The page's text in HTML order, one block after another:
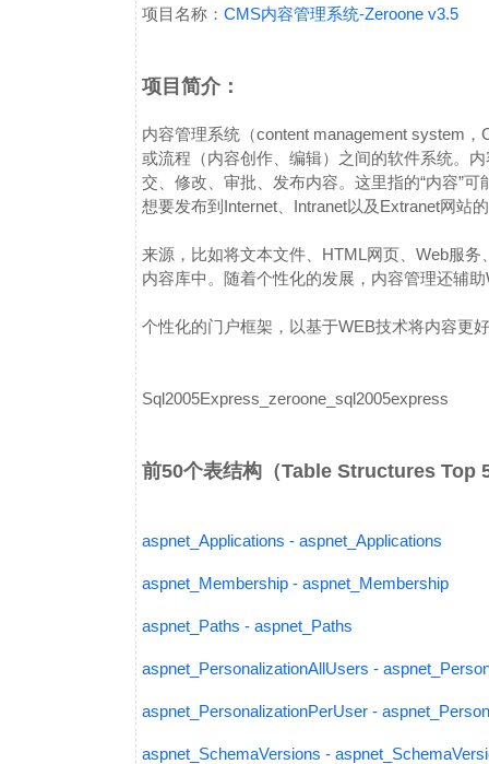
项目名称： CMS内容管理系统-Zeroone v3.5
项目简介：
内容管理系统（content management system
或流程（内容创作、编辑）之间的软件系统。
交、修改、审批、发布内容。这里指的“内容”
想要发布到Internet、Intranet以及Extranet网站
来源，比如将文本文件、HTML网页、Web服
内容库中。 随着个性化的发展，内容管理还辅
个性化的门户框架，以基于WEB技术将内容更
Sql2005Express_zeroone_sql2005express
前50个表结构（Table Structures Top
aspnet_Applications - aspnet_Applications
aspnet_Membership - aspnet_Membership
aspnet_Paths - aspnet_Paths
aspnet_PersonalizationAllUsers -
aspnet_PersonalizationPerUser -
aspnet_SchemaVersions -